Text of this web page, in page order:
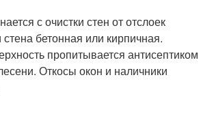
с очистки стен от отслоек
стена бетонная или кирпичная.
пропитывается антисептиком
Откосы окон и наличники